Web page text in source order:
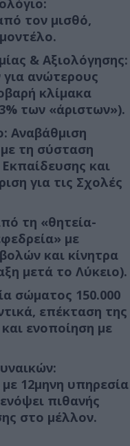
τον μισθό,
& Αξιολόγησης:
ανώτερους
κλίμακα
των «άριστων»).
: Αναβάθμιση
τη σύσταση
και
για τις Σχολές
τη «θητεία-
με
και κίνητρα
μετά το Λύκειο).
σώματος 150.000
επέκταση της
ενοποίηση με
:
12μηνη υπηρεσία
πιθανής
στο μέλλον.